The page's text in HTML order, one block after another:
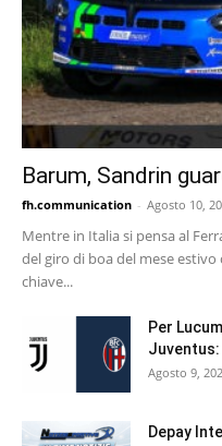
Barum, Sandrin
fh.communication - Agosto 10,
Mentre in Italia si pensa al
del giro di boa del mese
chiave...
Per
Agosto 9,
Depay